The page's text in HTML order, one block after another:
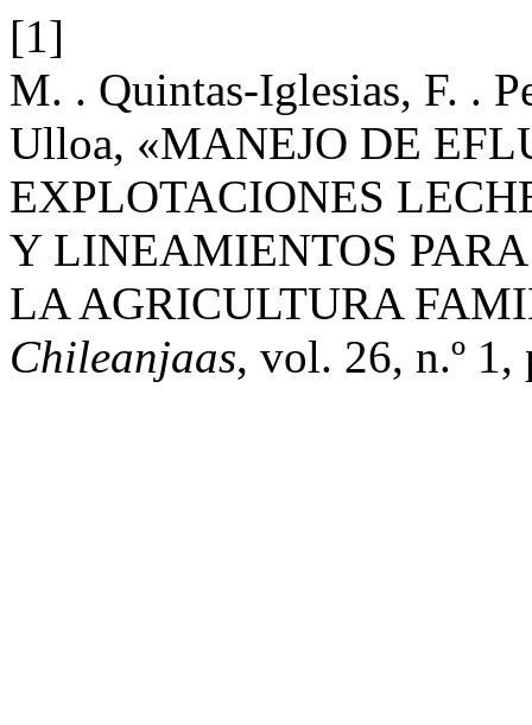
[1]
M. . Quintas-Iglesias, F. .
Ulloa, «MANEJO DE
EXPLOTACIONES
Y LINEAMIENTOS
LA AGRICULTURA
Chileanjaas, vol. 26, n.º 1,